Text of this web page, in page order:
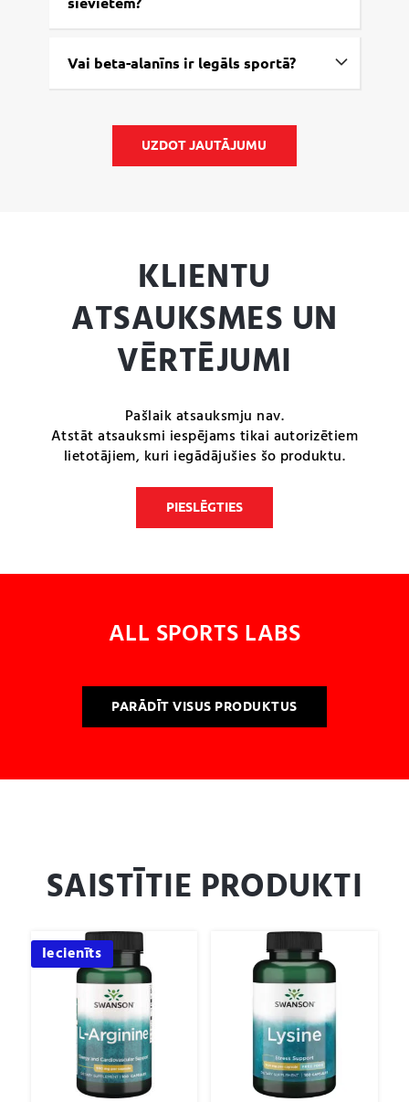
Vai beta-alanīns ir legāls sportā?
UZDOT JAUTĀJUMU
KLIENTU
ATSAUKSMES UN
VĒRTĒJUMI
Pašlaik atsauksmju nav.
Atstāt atsauksmi iespējams tikai autorizētiem
lietotājiem, kuri iegādājušies šo produktu.
PIESLĒGTIES
ALL SPORTS LABS
PARĀDĪT VISUS PRODUKTUS
SAISTĪTIE PRODUKTI
Iecienīts